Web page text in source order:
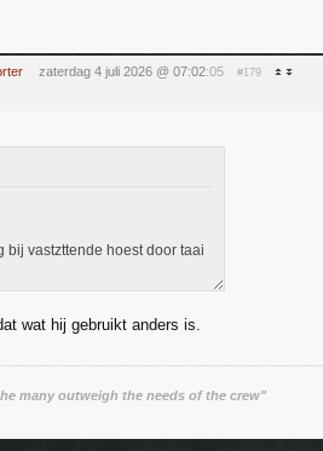
zaterdag 4 juli 2026 @ 07:02:05 #179
bij vastzttende hoest door taai
wat hij gebruikt anders is.
many outweigh the needs of the crew"